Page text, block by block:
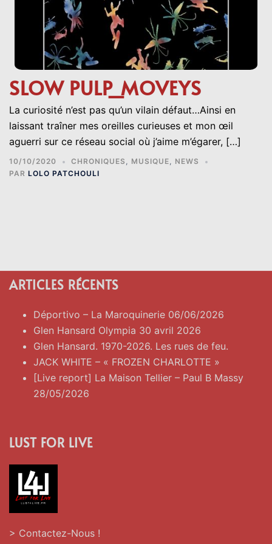
SLOW PULP_MOVEYS
La curiosité n’est pas qu’un vilain défaut…Ainsi en
laissant traîner mes oreilles curieuses et mon œil
aguerri sur ce réseau social où j’aime m’égarer, […]
10/10/2020 CHRONIQUES , MUSIQUE, NEWS
PAR LOLO PATCHOULI
ARTICLES RÉCENTS
Déportivo – La Maroquinerie 06/06/2026
Glen Hansard Olympia 30 avril 2026
Glen Hansard. 1970-2026. Les rues de feu.
JACK WHITE – « FROZEN CHARLOTTE »
[Live report] La Maison Tellier – Paul B Massy
28/05/2026
LUST FOR LIVE
> Contactez-Nous !